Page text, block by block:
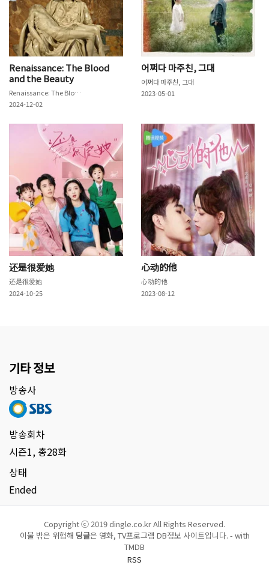
Renaissance: The Blood
and the Beauty
Renaissance: The Blood and the Beauty
2024-12-02
어쩌다 마주친, 그대
어쩌다 마주친, 그대
2023-05-01
还是很爱她
还是很爱她
2024-10-25
心动的他
心动的他
2023-08-12
기타 정보
방송사
방송회차
시즌1, 총28화
상태
Ended
Copyright ⓒ 2019 dingle.co.kr All Rights Reserved.
이불 밖은 위험해 딩글은 영화, TV프로그램 DB정보 사이트입니다. - with
TMDB
RSS